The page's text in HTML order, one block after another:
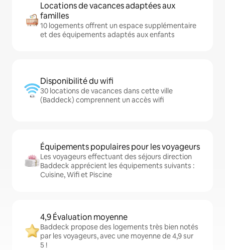
Locations de vacances adaptées aux
familles
10 logements offrent un espace supplémentaire
et des équipements adaptés aux enfants
Disponibilité du wifi
30 locations de vacances dans cette ville
(Baddeck) comprennent un accès wifi
Équipements populaires pour les voyageurs
Les voyageurs effectuant des séjours direction
Baddeck apprécient les équipements suivants :
Cuisine, Wifi et Piscine
4,9 Évaluation moyenne
Baddeck propose des logements très bien notés
par les voyageurs, avec une moyenne de 4,9 sur
5 !